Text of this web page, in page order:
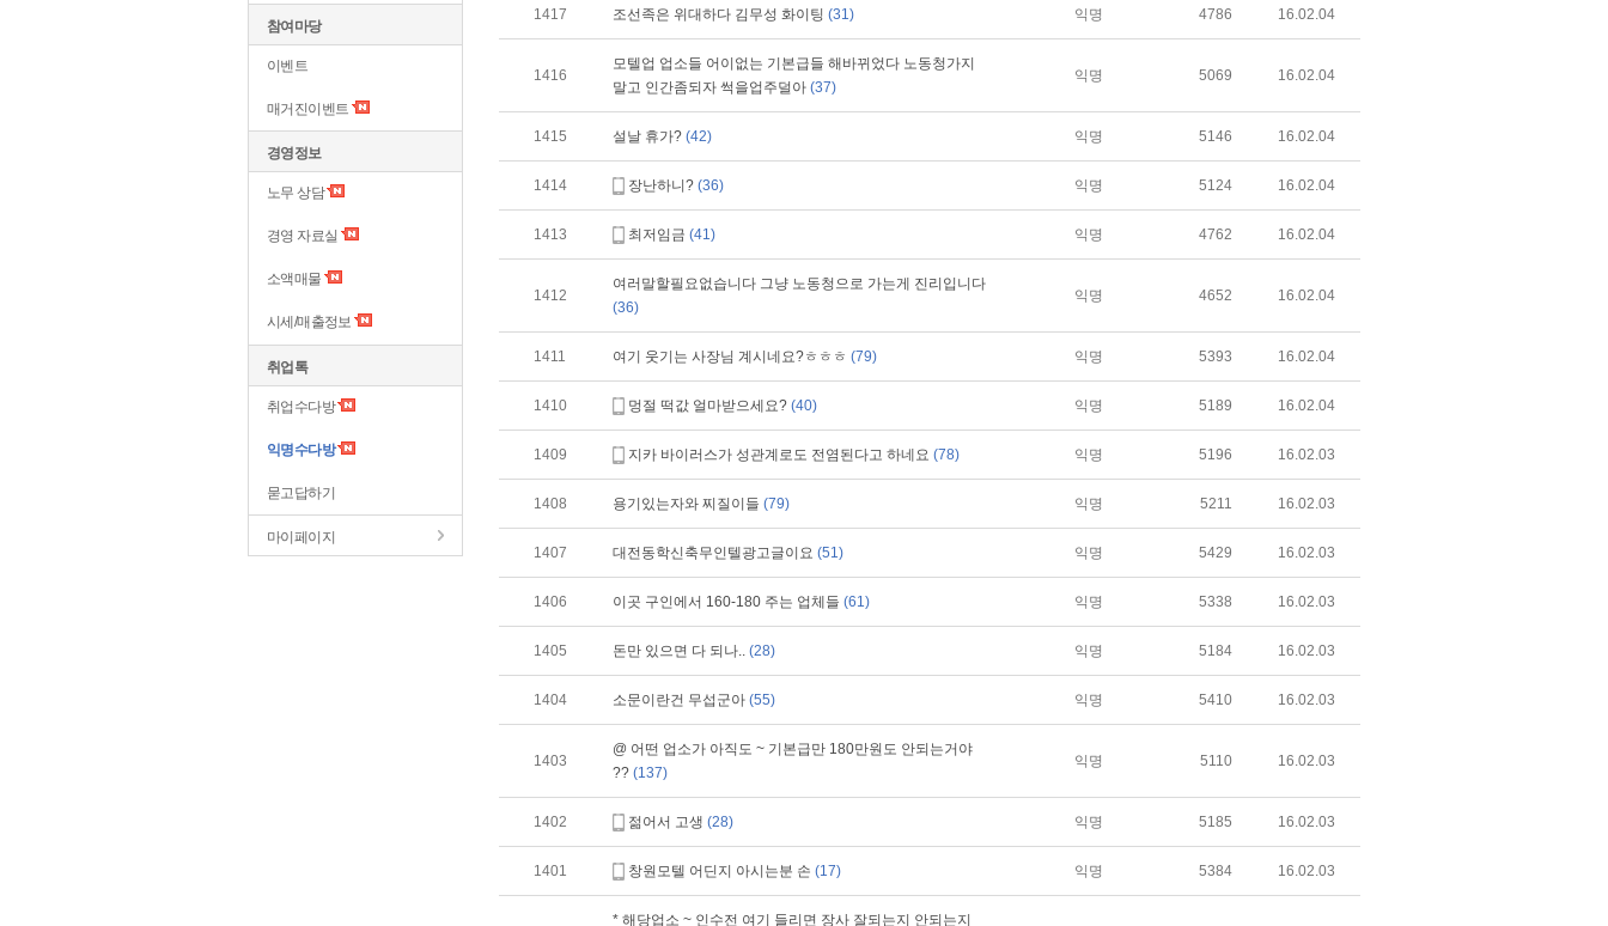
참여마당
이벤트
매거진이벤트
경영정보
노무 상담
경영 자료실
소액매물
시세/매출정보
취업톡
취업수다방
익명수다방
묻고답하기
마이페이지
1417 조선족은 위대하다 김무성 화이팅 (31) 익명 4786 16.02.04
1416
모텔업 업소들 어이없는 기본급들 해바뀌었다 노동청가지
말고 인간좀되자 썩을업주덜아 (37)
익명 5069 16.02.04
1415 설날 휴가? (42) 익명 5146 16.02.04
1414 장난하니? (36) 익명 5124 16.02.04
1413 최저임금 (41) 익명 4762 16.02.04
1412
여러말할필요없습니다 그냥 노동청으로 가는게 진리입니다
(36)
익명 4652 16.02.04
1411 여기 웃기는 사장님 계시네요?ㅎㅎㅎ (79) 익명 5393 16.02.04
1410 멍절 떡값 얼마받으세요? (40) 익명 5189 16.02.04
1409 지카 바이러스가 성관계로도 전염된다고 하네요 (78) 익명 5196 16.02.03
1408 용기있는자와 찌질이들 (79) 익명 5211 16.02.03
1407 대전동학신축무인텔광고글이요 (51) 익명 5429 16.02.03
1406 이곳 구인에서 160-180 주는 업체들 (61) 익명 5338 16.02.03
1405 돈만 있으면 다 되나.. (28) 익명 5184 16.02.03
1404 소문이란건 무섭군아 (55) 익명 5410 16.02.03
1403
@ 어떤 업소가 아직도 ~ 기본급만 180만원도 안되는거야
?? (137)
익명 5110 16.02.03
1402 젊어서 고생 (28) 익명 5185 16.02.03
1401 창원모텔 어딘지 아시는분 손 (17) 익명 5384 16.02.03
* 해당업소 ~ 인수전 여기 들리면 장사 잘되는지 안되는지